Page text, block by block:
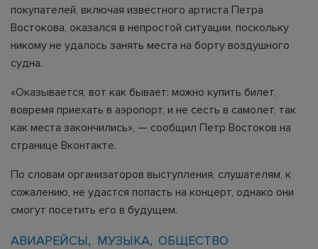
покупателей, включая известного артиста Петра
Востокова, оказался в непростой ситуации, поскольку
никому не удалось занять места на борту воздушного
судна.
«Оказывается, вот как бывает: можно купить билет,
вовремя приехать в аэропорт, и не сесть в самолет, так
как места закончились», — сообщил Петр Востоков на
странице Вконтакте.
По словам организаторов выступления, слушателям, к
сожалению, не удастся попасть на концерт, однако они
смогут посетить его в будущем.
АВИАРЕЙСЫ МУЗЫКА ОБЩЕСТВО